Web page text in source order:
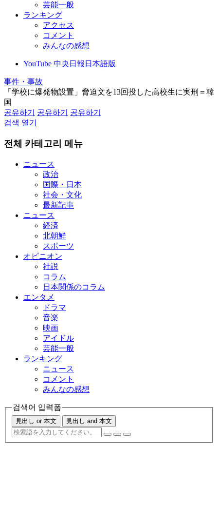
芸能一般
ランキング
アクセス
コメント
みんなの感想
YouTube 中央日報日本語版
事件・事故
「学校に爆発物設置」脅迫文を13回投した高校生に実刑＝韓
国
공유하기
공유하기
공유하기
검색 열기
전체 카테고리 메뉴
ニュース
政治
国際・日本
社会・文化
最新記事
ニュース
経済
北朝鮮
スポーツ
オピニオン
社説
コラム
日本関係のコラム
エンタメ
ドラマ
音楽
映画
アイドル
芸能一般
ランキング
ニュース
コメント
みんなの感想
검색어 입력폼
見出し or 本文 見出し and 本文